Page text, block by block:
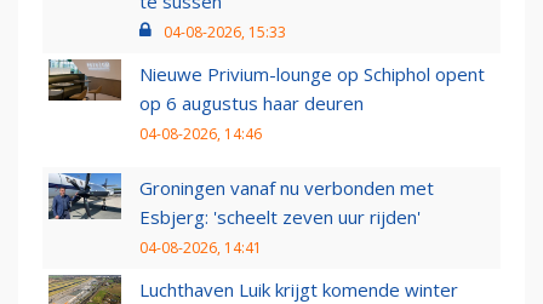
04-08-2026, 15:33
Nieuwe Privium-lounge op Schiphol opent
op 6 augustus haar deuren
04-08-2026, 14:46
Groningen vanaf nu verbonden met
Esbjerg: 'scheelt zeven uur rijden'
04-08-2026, 14:41
Luchthaven Luik krijgt komende winter